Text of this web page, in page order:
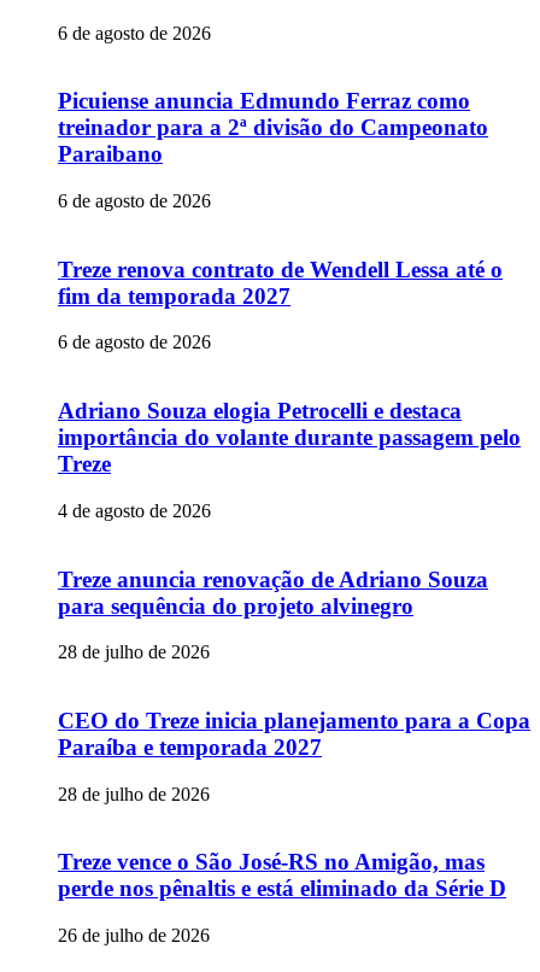
6 de agosto de 2026
Picuiense anuncia Edmundo Ferraz como
treinador para a 2ª divisão do Campeonato
Paraibano
6 de agosto de 2026
Treze renova contrato de Wendell Lessa até o
fim da temporada 2027
6 de agosto de 2026
Adriano Souza elogia Petrocelli e destaca
importância do volante durante passagem pelo
Treze
4 de agosto de 2026
Treze anuncia renovação de Adriano Souza
para sequência do projeto alvinegro
28 de julho de 2026
CEO do Treze inicia planejamento para a Copa
Paraíba e temporada 2027
28 de julho de 2026
Treze vence o São José-RS no Amigão, mas
perde nos pênaltis e está eliminado da Série D
26 de julho de 2026